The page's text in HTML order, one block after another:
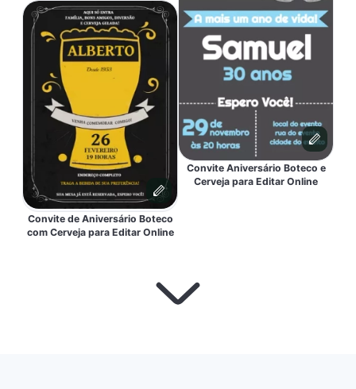
Convite de Aniversário Boteco
com Cerveja para Editar Online
Convite Aniversário Boteco e
Cerveja para Editar Online